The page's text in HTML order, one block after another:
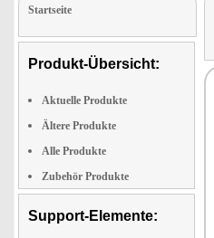
Startseite
Produkt-Übersicht:
Aktuelle Produkte
Ältere Produkte
Alle Produkte
Zubehör Produkte
Support-Elemente: